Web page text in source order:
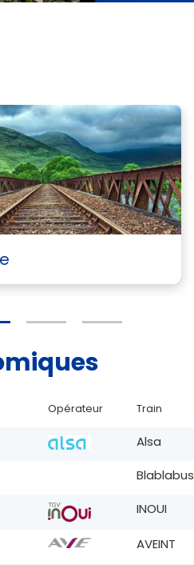
Opérateur Train
Alsa
Blablabus
INOUI
AVEINT